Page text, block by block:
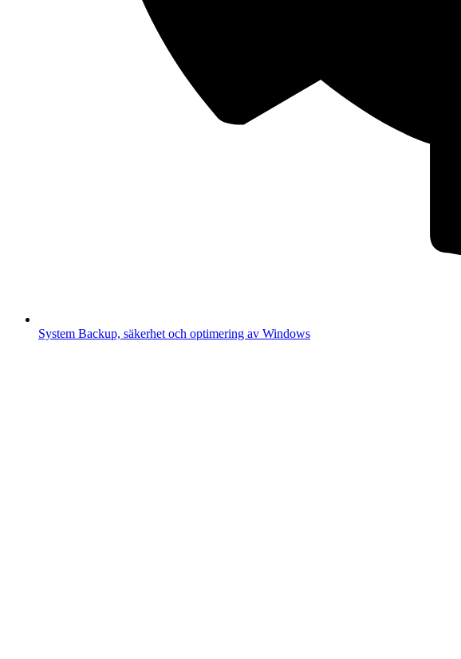
System Backup, säkerhet och optimering av Windows